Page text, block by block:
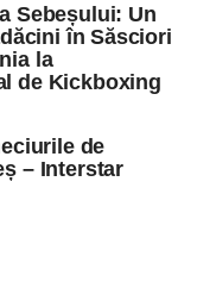
2026
Sebeșului: Un
în Săsciori
la
de Kickboxing
de
– Interstar